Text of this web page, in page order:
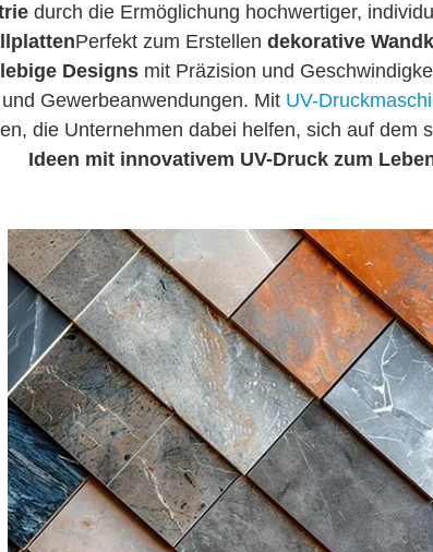
durch die Ermöglichung hochwertiger,
Perfekt zum Erstellen dekorative
Designsmit Präzision und
Gewerbeanwendungen. Mit UV-
die Unternehmen dabei helfen, sich auf dem
Ideen mit innovativem UV-Druck zum